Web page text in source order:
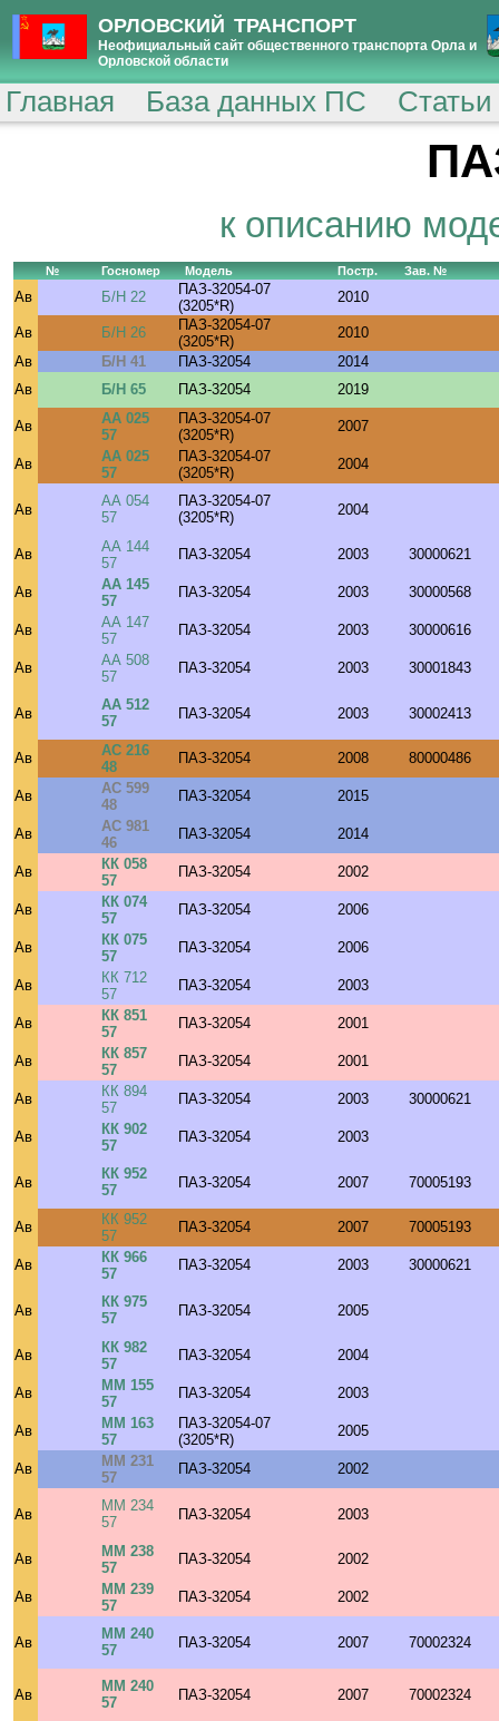
ОРЛОВСКИЙ ТРАНСПОРТ
Неофициальный сайт общественного транспорта Орла и
Орловской области
Главная База данных ПС
к описанию
№ Госномер Модель Постр. Зав. №
Ав Б/Н 22
ПАЗ-32054-07
(3205*R)
2010
Ав Б/Н 26
ПАЗ-32054-07
(3205*R)
2010
Ав
Б/Н 41 ПАЗ-32054
2014
Ав
Б/Н 65 ПАЗ-32054 2019
Ав
АА 025
57
ПАЗ-32054-07
(3205*R)
2007
Ав
АА 025
57
ПАЗ-32054-07
(3205*R)
2004
Ав
АА 054
57
ПАЗ-32054-07
(3205*R)
2004
Ав
АА 144
57
ПАЗ-32054 2003 30000621
Ав
АА 145
57
ПАЗ-32054 2003 30000568
Ав
АА 147
57
ПАЗ-32054 2003 30000616
Ав
АА 508
57
ПАЗ-32054 2003 30001843
Ав
АА 512
57
ПАЗ-32054 2003 30002413
Ав
АС 216
48
ПАЗ-32054 2008 80000486
Ав
АС 599
48
ПАЗ-32054 2015
Ав
АС 981
46
ПАЗ-32054 2014
Ав
КК 058
57
ПАЗ-32054 2002
Ав
КК 074
57
ПАЗ-32054 2006
Ав
КК 075
57
ПАЗ-32054 2006
Ав
КК 712
57
ПАЗ-32054 2003
Ав
КК 851
57
ПАЗ-32054 2001
Ав
КК 857
57
ПАЗ-32054 2001
Ав
КК 894
57
ПАЗ-32054 2003 30000621
Ав
КК 902
57
ПАЗ-32054 2003
Ав
КК 952
57
ПАЗ-32054 2007 70005193
Ав
КК 952
57
ПАЗ-32054 2007 70005193
Ав
КК 966
57
ПАЗ-32054 2003 30000621
Ав
КК 975
57
ПАЗ-32054 2005
Ав
КК 982
57
ПАЗ-32054 2004
Ав
ММ 155
57
ПАЗ-32054 2003
Ав
ММ 163
57
ПАЗ-32054-07
(3205*R)
2005
Ав
ММ 231
57
ПАЗ-32054 2002
Ав
ММ 234
57
ПАЗ-32054 2003
Ав
ММ 238
57
ПАЗ-32054 2002
Ав
ММ 239
57
ПАЗ-32054 2002
Ав
ММ 240
57
ПАЗ-32054 2007 70002324
Ав
ММ 240
57
ПАЗ-32054 2007 70002324